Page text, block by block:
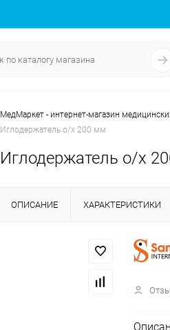
МедМаркет - интернет-магазин
Иглодержатель о/х 200 мм
Иглодержатель о/х
ОПИСАНИЕ ХАРАКТЕРИСТИКИ